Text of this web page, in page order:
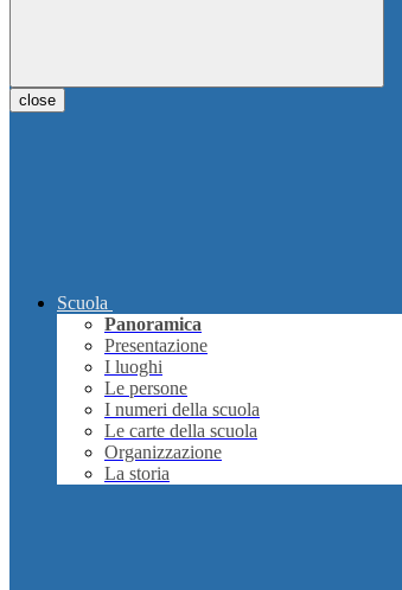
close
Scuola
Panoramica
Presentazione
I luoghi
Le persone
I numeri della scuola
Le carte della scuola
Organizzazione
La storia